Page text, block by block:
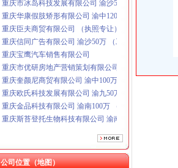
重庆华康假肢矫形有限公司 渝中120万 （增资）
重庆臣夫商贸有限公司 （执照专让）
重庆信同广告有限公司 渝沙50万 （工商注册）
重庆宝鹰汽车销售有限公司
重庆市优研房地产营销策划有限公司
重庆奎颜尼商贸有限公司 渝中100万 （工商注册）
重庆欧氏科技发展有限公司 渝九50万 （进出口权）
重庆金品科技有限公司 渝南100万 （进出口权）
重庆斯苔登托生物科技有限公司 渝南10万 （工商注册）
重庆安赐商贸有限公司 渝江10万 （工商注册）
重庆市冰岛科技发展有限公司 渝沙50万 （进出口权）
重庆华康假肢矫形有限公司 渝中120万 （增资）
公司位置（地图）